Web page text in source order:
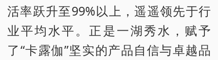
活率跃升至99%以上，遥遥领先于行
业平均水平。正是一湖秀水，赋予
了“卡露伽”坚实的产品自信与卓越品